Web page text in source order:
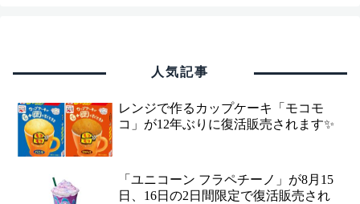
人気記事
レンジで作るカップケーキ「モコモ
コ」が12年ぶりに復活販売されます✨
「ユニコーン フラペチーノ」が8月15
日、16日の2日間限定で復活販売され